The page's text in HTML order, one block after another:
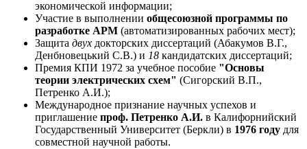
экономической информации;
Участие в выполнении общесоюзной программы по
разработке АРМ (автоматизированных рабочих мест);
Защита двух докторских диссертаций (Абакумов В.Г.,
Денбновецький С.В.) и 18 кандидатских диссертаций;
Премия КПИ 1972 за учебное пособие "Основы
теории электрических схем" (Сигорский В.П.,
Петренко А.И.);
Международное признание научных успехов и
приглашение проф. Петренко А.И. в Калифорнийский
Государственный Университет (Беркли) в 1976 году для
совместной научной работы.